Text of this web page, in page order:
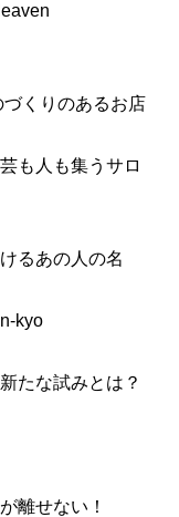
くりのあるお店
も人も集うサロ
るあの人の名
kyo
たな試みとは？
離せない！